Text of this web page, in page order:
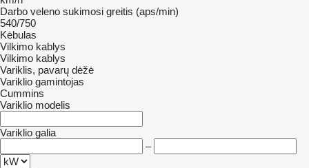
Darbo veleno sukimosi greitis (aps/min)
540/750
Kėbulas
Vilkimo kablys
Vilkimo kablys
Variklis, pavarų dėžė
Variklio gamintojas
Cummins
Variklio modelis
Variklio galia
–